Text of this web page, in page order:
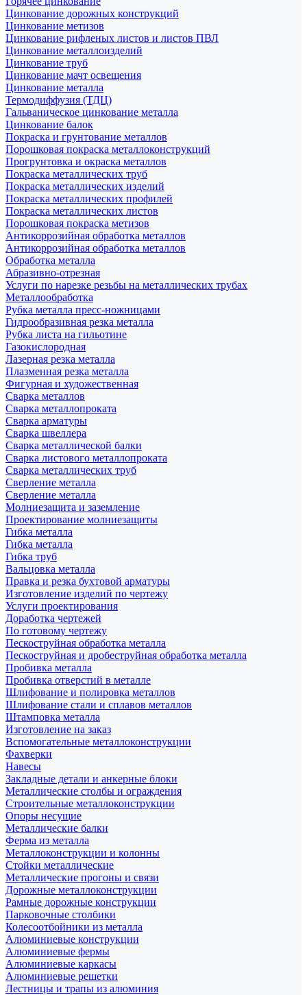
Цинкование дорожных конструкций
Цинкование метизов
Цинкование рифленых листов и листов ПВЛ
Цинкование металлоизделий
Цинкование труб
Цинкование мачт освещения
Цинкование металла
Термодиффузия (ТДЦ)
Гальваническое цинкование металла
Цинкование балок
Покраска и грунтование металлов
Порошковая покраска металлоконструкций
Прогрунтовка и окраска металлов
Покраска металлических труб
Покраска металлических изделий
Покраска металлических профилей
Покраска металлических листов
Порошковая покраска метизов
Антикоррозийная обработка металлов
Антикоррозийная обработка металлов
Обработка металла
Абразивно-отрезная
Услуги по нарезке резьбы на металлических трубах
Металлообработка
Рубка металла пресс-ножницами
Гидрообразивная резка металла
Рубка листа на гильотине
Газокислородная
Лазерная резка металла
Плазменная резка металла
Фигурная и художественная
Сварка металлов
Сварка металлопроката
Сварка арматуры
Сварка швеллера
Сварка металлической балки
Сварка листового металлопроката
Сварка металлических труб
Сверление металла
Сверление металла
Молниезащита и заземление
Проектирование молниезащиты
Гибка металла
Гибка металла
Гибка труб
Вальцовка металла
Правка и резка бухтовой арматуры
Изготовление изделий по чертежу
Услуги проектирования
Доработка чертежей
По готовому чертежу
Пескоструйная обработка металла
Пескоструйная и дробеструйная обработка металла
Пробивка металла
Пробивка отверстий в металле
Шлифование и полировка металлов
Шлифование стали и сплавов металлов
Штамповка металла
Изготовление на заказ
Вспомогательные металлоконструкции
Фахверки
Навесы
Закладные детали и анкерные блоки
Металлические столбы и ограждения
Строительные металлоконструкции
Опоры несущие
Металлические балки
Ферма из металла
Металлоконструкции и колонны
Стойки металлические
Металлические прогоны и связи
Дорожные металлоконструкции
Рамные дорожные конструкции
Парковочные столбики
Колесоотбойники из металла
Алюминиевые конструкции
Алюминиевые фермы
Алюминиевые каркасы
Алюминиевые решетки
Лестницы и трапы из алюминия